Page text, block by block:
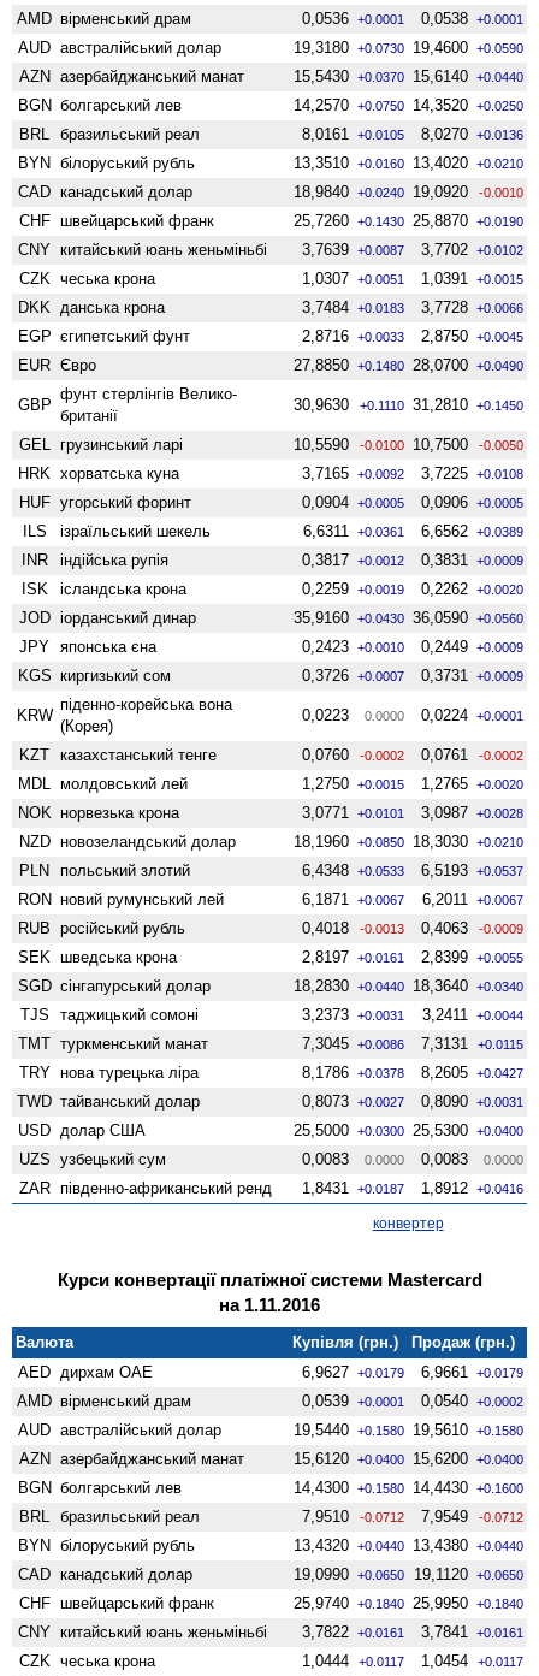
AMD вiрменський драм 0,0536 +0.0001 0,0538 +0.0001
AUD австралійський долар 19,3180 +0.0730 19,4600 +0.0590
AZN азербайджанський манат 15,5430 +0.0370 15,6140 +0.0440
BGN болгарський лев 14,2570 +0.0750 14,3520 +0.0250
BRL бразильський реал 8,0161 +0.0105 8,0270 +0.0136
BYN білоруський рубль 13,3510 +0.0160 13,4020 +0.0210
CAD канадський долар 18,9840 +0.0240 19,0920 -0.0010
CHF швейцарський франк 25,7260 +0.1430 25,8870 +0.0190
CNY китайський юань женьмiньбi 3,7639 +0.0087 3,7702 +0.0102
CZK чеська крона 1,0307 +0.0051 1,0391 +0.0015
DKK данська крона 3,7484 +0.0183 3,7728 +0.0066
EGP єгипетський фунт 2,8716 +0.0033 2,8750 +0.0045
EUR Євро 27,8850 +0.1480 28,0700 +0.0490
GBP
фунт стерлінгів Велико­
британії
30,9630 +0.1110 31,2810 +0.1450
GEL грузинський ларі 10,5590 -0.0100 10,7500 -0.0050
HRK хорватська куна 3,7165 +0.0092 3,7225 +0.0108
HUF угорський форинт 0,0904 +0.0005 0,0906 +0.0005
ILS ізраїльський шекель 6,6311 +0.0361 6,6562 +0.0389
INR індійська рупія 0,3817 +0.0012 0,3831 +0.0009
ISK ісландська крона 0,2259 +0.0019 0,2262 +0.0020
JOD іорданський динар 35,9160 +0.0430 36,0590 +0.0560
JPY японська єна 0,2423 +0.0010 0,2449 +0.0009
KGS киргизький сом 0,3726 +0.0007 0,3731 +0.0009
KRW
піденно-корейська вона
(Корея)
0,0223 0.0000 0,0224 +0.0001
KZT казахстанський тенге 0,0760 -0.0002 0,0761 -0.0002
MDL молдовський лей 1,2750 +0.0015 1,2765 +0.0020
NOK норвезька крона 3,0771 +0.0101 3,0987 +0.0028
NZD ново­зеландський долар 18,1960 +0.0850 18,3030 +0.0210
PLN польський злотий 6,4348 +0.0533 6,5193 +0.0537
RON новий румунський лей 6,1871 +0.0067 6,2011 +0.0067
RUB російський рубль 0,4018 -0.0013 0,4063 -0.0009
SEK шведська крона 2,8197 +0.0161 2,8399 +0.0055
SGD сінгапурський долар 18,2830 +0.0440 18,3640 +0.0340
TJS таджицький сомоні 3,2373 +0.0031 3,2411 +0.0044
TMT туркменський манат 7,3045 +0.0086 7,3131 +0.0115
TRY нова турецька ліра 8,1786 +0.0378 8,2605 +0.0427
TWD тайванський долар 0,8073 +0.0027 0,8090 +0.0031
USD долар США 25,5000 +0.0300 25,5300 +0.0400
UZS узбецький сум 0,0083 0.0000 0,0083 0.0000
ZAR південно-африканський ренд 1,8431 +0.0187 1,8912 +0.0416
конвертер
Курси конвертації платіжної системи Mastercard
на 1.11.2016
Валюта Купівля (грн.)
Продаж (грн.)
AED дирхам ОАЕ 6,9627 +0.0179 6,9661 +0.0179
AMD вiрменський драм 0,0539 +0.0001 0,0540 +0.0002
AUD австралійський долар 19,5440 +0.1580 19,5610 +0.1580
AZN азербайджанський манат 15,6120 +0.0400 15,6200 +0.0400
BGN болгарський лев 14,4300 +0.1580 14,4430 +0.1600
BRL бразильський реал 7,9510 -0.0712 7,9549 -0.0712
BYN білоруський рубль 13,4320 +0.0440 13,4380 +0.0440
CAD канадський долар 19,0990 +0.0650 19,1120 +0.0650
CHF швейцарський франк 25,9740 +0.1840 25,9950 +0.1840
CNY китайський юань женьмiньбi 3,7822 +0.0161 3,7841 +0.0161
CZK чеська крона 1,0444 +0.0117 1,0454 +0.0117